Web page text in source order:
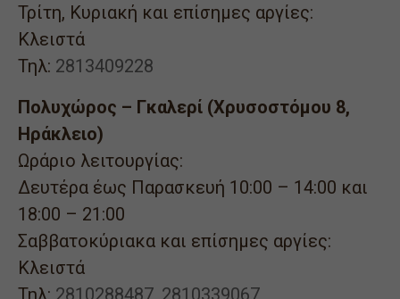
Τρίτη, Κυριακή και επίσημες αργίες:
Κλειστά
Τηλ: 2813409228
Πολυχώρος – Γκαλερί (Χρυσοστόμου 8,
Ηράκλειο)
Ωράριο λειτουργίας:
Δευτέρα έως Παρασκευή 10:00 – 14:00 και
18:00 – 21:00
Σαββατοκύριακα και επίσημες αργίες:
Κλειστά
Τηλ: 2810288487 2810339067